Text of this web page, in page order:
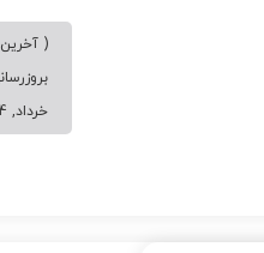
( آخرین
خرداد, 1404 )